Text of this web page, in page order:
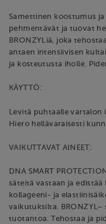
Samettinen koostumus
pehmentävät ja tuovat
BRONZYLiä, joka
antaen intensiivisen
ja kosteutusta iholle.
KÄYTTÖ:
Levitä puhtaalle vartalon
Hiero hellävaraisesti
VAIKUTTAVAT AINEET:
DNA SMART
säteitä vastaan ja edistää
kollageeni- ja
vaikutuksilta.
tuotantoa. Tehostaa ja